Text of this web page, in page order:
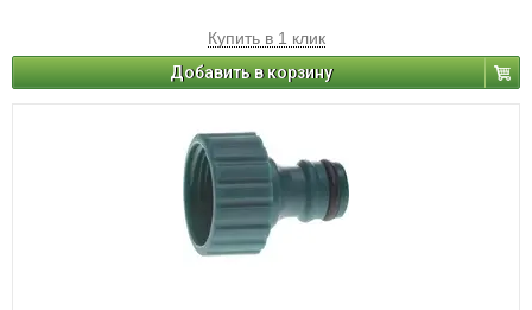
Купить в 1 клик
Добавить в корзину